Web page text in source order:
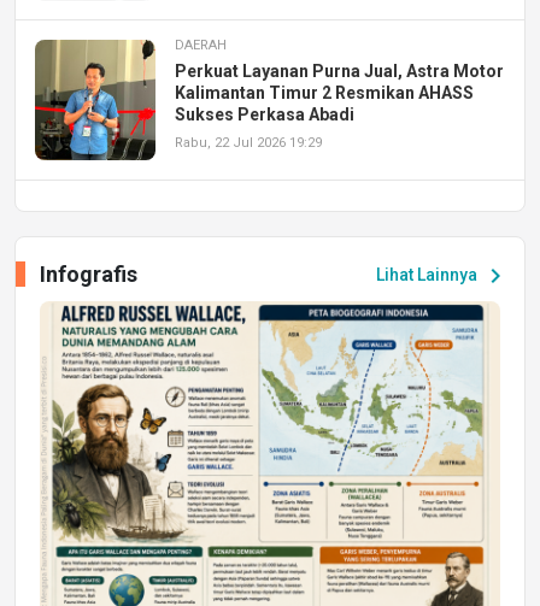
DAERAH
Perkuat Layanan Purna Jual, Astra Motor
Kalimantan Timur 2 Resmikan AHASS
Sukses Perkasa Abadi
Rabu, 22 Jul 2026 19:29
Peluang Kerja dan Magang
Jumat, 17 Jul 2026 22:30
DAERAH
Astra Motor Kalimantan Timur 2 Dukung
Mahasiswa Samarinda dalam Astra
Honda SDGs Future Leaders 2026
Jumat, 10 Jul 2026 19:01
Lihat Lainnya chevron_right
Infografis